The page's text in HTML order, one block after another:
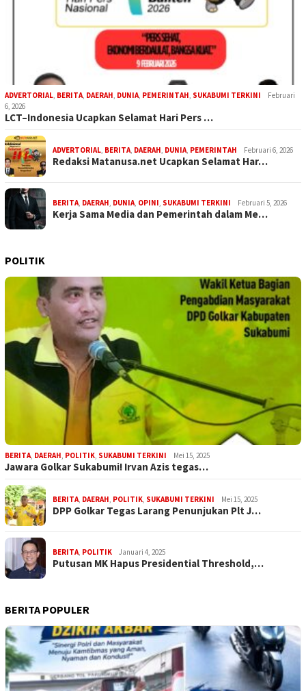
ADVERTORIAL, BERITA, DAERAH, DUNIA, PEMERINTAH, SUKABUMI TERKINI
Februari
6, 2026
LCT–Indonesia Ucapkan Selamat Hari Pers …
ADVERTORIAL, BERITA, DAERAH, DUNIA, PEMERINTAH Februari 6, 2026
Redaksi Matanusa.net Ucapkan Selamat Har…
BERITA, DAERAH, DUNIA, OPINI, SUKABUMI TERKINI Februari 5, 2026
Kerja Sama Media dan Pemerintah dalam Me…
POLITIK
BERITA, DAERAH, POLITIK, SUKABUMI TERKINI Mei 15, 2025
Jawara Golkar Sukabumi! Irvan Azis tegas…
BERITA, DAERAH, POLITIK, SUKABUMI TERKINI Mei 15, 2025
DPP Golkar Tegas Larang Penunjukan Plt J…
BERITA, POLITIK Januari 4, 2025
Putusan MK Hapus Presidential Threshold,…
BERITA POPULER